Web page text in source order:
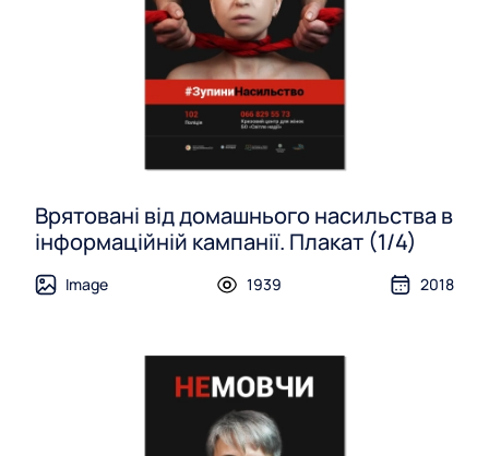
Врятовані від домашнього насильства в
інформаційній кампанії. Плакат (1/4)
Image 1939 2018